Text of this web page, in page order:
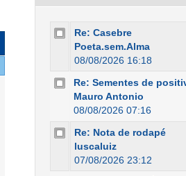
Re: Casebre
Poeta.sem.Alma
08/08/2026 16:18
Re: Sementes de
Mauro Antonio
08/08/2026 07:16
Re: Nota de rodapé
luscaluiz
07/08/2026 23:12